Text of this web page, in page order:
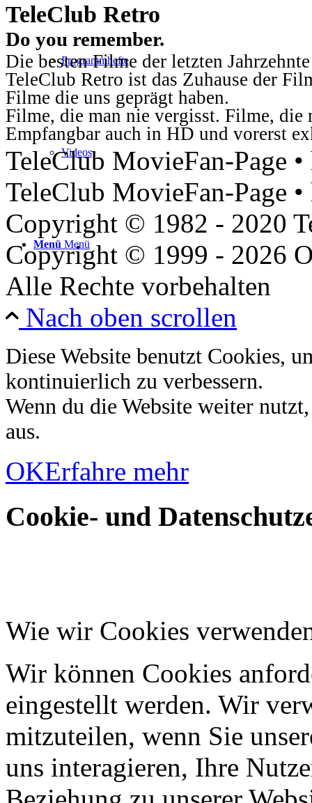
Programmhefte
Videos
Menü Menü
TeleClub Retro
Do you remember.
Die besten Filme der letzten
TeleClub Retro ist das Zuhause der
Filme die uns geprägt haben.
Filme, die man nie vergisst. Filme, die
Empfangbar auch in HD und vorerst
TeleClub MovieFan-Page
TeleClub MovieFan-Page
Copyright © 1982 - 2020
Copyright © 1999 - 2026
Alle Rechte vorbehalten
Nach oben scrollen
Diese Website benutzt Cookies,
kontinuierlich zu verbessern.
Wenn du die Website weiter
aus.
OKErfahre mehr
Cookie- und
Wie wir Cookies
Wir können Cookies
eingestellt werden. Wir
mitzuteilen, wenn Sie
uns interagieren, Ihre